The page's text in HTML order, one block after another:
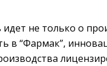
не только о
в “Фармак”,